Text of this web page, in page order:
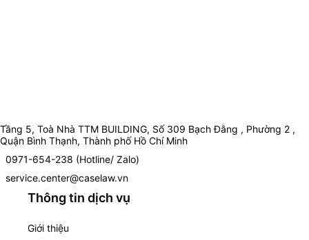
Tầng 5, Toà Nhà TTM BUILDING, Số 309 Bạch Đằng , Phường 2 ,
Quận Bình Thạnh, Thành phố Hồ Chí Minh
0971-654-238 (Hotline/ Zalo)
service.center@caselaw.vn
Thông tin dịch vụ
Giới thiệu